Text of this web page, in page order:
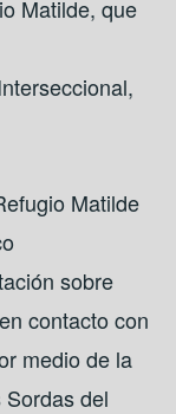
Matilde, que
Matilde
sobre
contacto con
medio de la
del